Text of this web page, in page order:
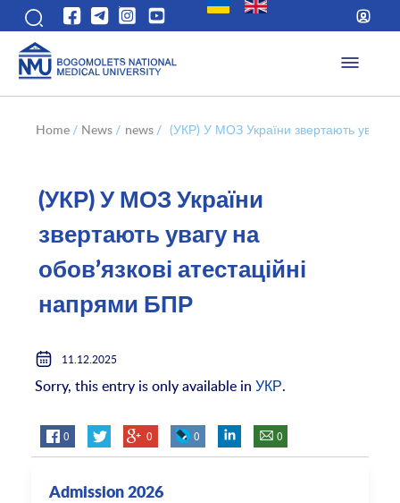
Home / News / news / (УКР) У МОЗ України звертають увагу
(УКР) У МОЗ України
звертають увагу на
обов’язкові атестаційні
напрями БПР
11.12.2025
Sorry, this entry is only available inУКР.
0 0 0 0
Admission 2026